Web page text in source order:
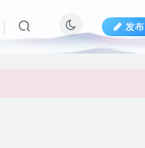
发布